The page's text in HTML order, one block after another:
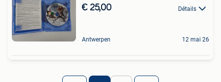
€ 25,00 Détails
Antwerpen 12 mai 26